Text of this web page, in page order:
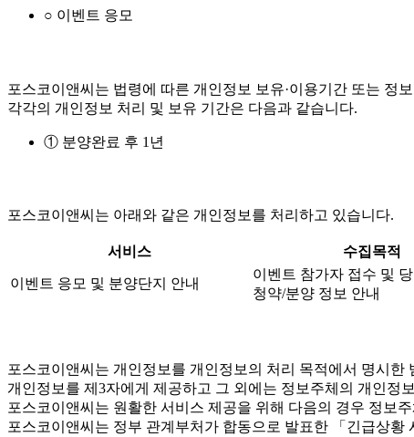
○ 이벤트 응모
포스코이앤씨는 법령에 따른 개인정보 보유·이용기간 또는 정
각각의 개인정보 처리 및 보유 기간은 다음과 같습니다.
① 분양완료 후 1년
포스코이앤씨는 아래와 같은 개인정보를 처리하고 있습니다.
서비스 수집목적
이벤트 응모 및 분양단지 안내
이벤트 참가자 접수 및
청약/분양 정보 안내
포스코이앤씨는 개인정보를 개인정보의 처리 목적에서 명시
개인정보를 제3자에게 제공하고 그 외에는 정보주체의 개인정
포스코이앤씨는 원활한 서비스 제공을 위해 다음의 경우 정보
포스코이앤씨는 정부 관계부처가 합동으로 발표한 「긴급상황